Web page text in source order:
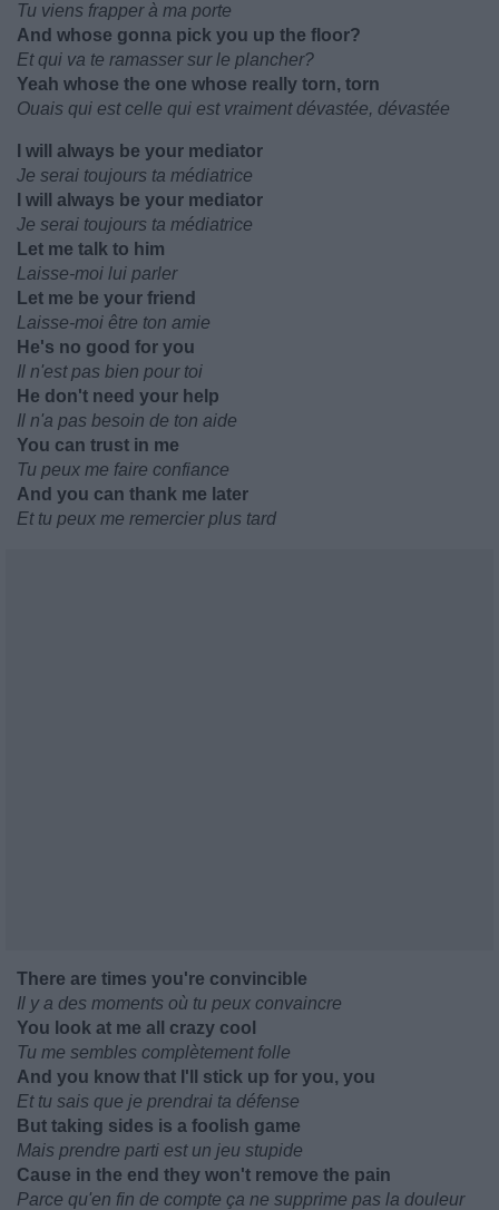
Tu viens frapper à ma porte
And whose gonna pick you up the floor?
Et qui va te ramasser sur le plancher?
Yeah whose the one whose really torn, torn
Ouais qui est celle qui est vraiment dévastée, dévastée
I will always be your mediator
Je serai toujours ta médiatrice
I will always be your mediator
Je serai toujours ta médiatrice
Let me talk to him
Laisse-moi lui parler
Let me be your friend
Laisse-moi être ton amie
He's no good for you
Il n'est pas bien pour toi
He don't need your help
Il n'a pas besoin de ton aide
You can trust in me
Tu peux me faire confiance
And you can thank me later
Et tu peux me remercier plus tard
There are times you're convincible
Il y a des moments où tu peux convaincre
You look at me all crazy cool
Tu me sembles complètement folle
And you know that I'll stick up for you, you
Et tu sais que je prendrai ta défense
But taking sides is a foolish game
Mais prendre parti est un jeu stupide
Cause in the end they won't remove the pain
Parce qu'en fin de compte ça ne supprime pas la douleur